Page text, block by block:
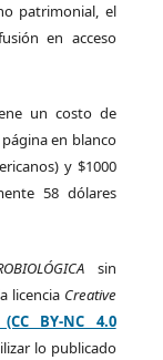
patrimonial, el
en acceso
un costo de
en blanco
y $1000
58 dólares
sin
licencia Creative
BY-NC 4.0
lo publicado